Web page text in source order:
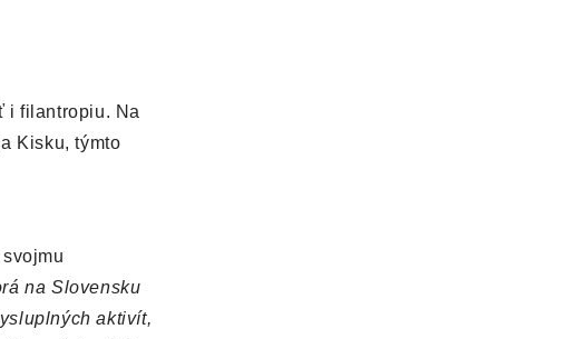
i filantropiu. Na
Kisku, týmto
na Slovensku
aktivít,